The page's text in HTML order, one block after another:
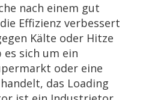
nach einem gut
Effizienz verbessert
Kälte oder Hitze
es sich um ein
oder eine
das Loading